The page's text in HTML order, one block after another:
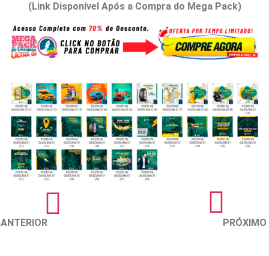
(Link Disponível Após a Compra do Mega Pack)
ANTERIOR PRÓXIMO